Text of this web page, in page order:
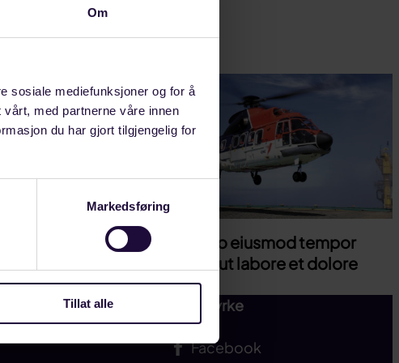
Om
sosiale mediefunksjoner og for å
med partnerne våre innen
du har gjort tilgjengelig for
Markedsføring
Tillat alle
Article 11 do eiusmod tempor
incididunt ut labore et dolore
magna
Følg Styrke
Facebook